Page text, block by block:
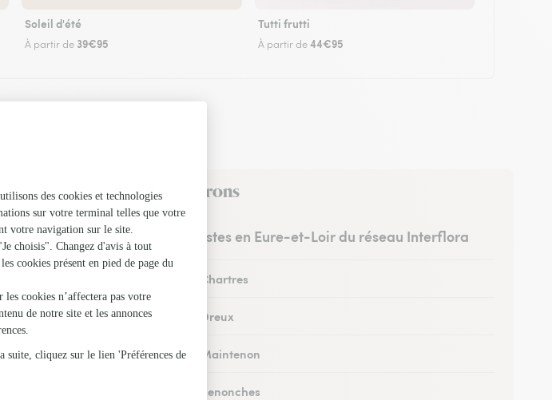
Soleil d'été
À partir de 39€95
Tutti frutti
À partir de44€95
à Toury et dans ses environs
Les fleuristes en Eure-et-Loir du réseau Interflora
Fleuristes à Chartres
Fleuristes à Dreux
Fleuristes à Maintenon
Fleuristes à Senonches